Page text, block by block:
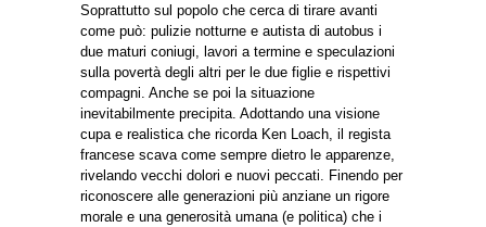
Soprattutto sul popolo che cerca di tirare avanti
come può: pulizie notturne e autista di autobus i
due maturi coniugi, lavori a termine e speculazioni
sulla povertà degli altri per le due figlie e rispettivi
compagni. Anche se poi la situazione
inevitabilmente precipita. Adottando una visione
cupa e realistica che ricorda Ken Loach, il regista
francese scava come sempre dietro le apparenze,
rivelando vecchi dolori e nuovi peccati. Finendo per
riconoscere alle generazioni più anziane un rigore
morale e una generosità umana (e politica) che i